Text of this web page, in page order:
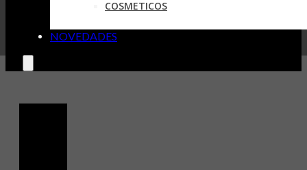
COSMETICOS
NOVEDADES